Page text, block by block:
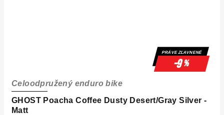
PRÁVE ZĽAVNENÉ
-9%
GHOST Poacha Coffee Dusty Desert/Gray Silver -
Matt
Celoodpružený enduro bike